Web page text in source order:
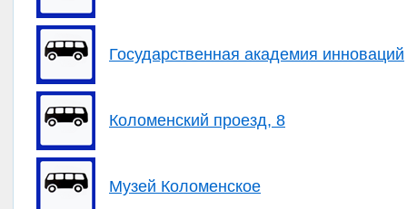
Государственная академия инноваций
Коломенский проезд, 8
Музей Коломенское